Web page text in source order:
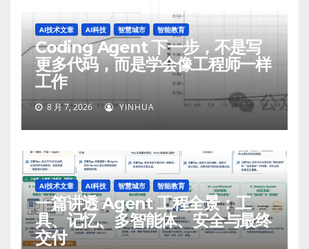
AI技术文章 AI科技 智慧城市 智能教育
Coding Agent 下一步，不是写
更多代码，而是学会像工程师一样
工作
8 月 7, 2026 YINHUA
AI技术文章 AI科技 智慧城市 智能教育
一篇讲透 Agent 工程全景：工
具、记忆、多智能体、安全与最终
交付